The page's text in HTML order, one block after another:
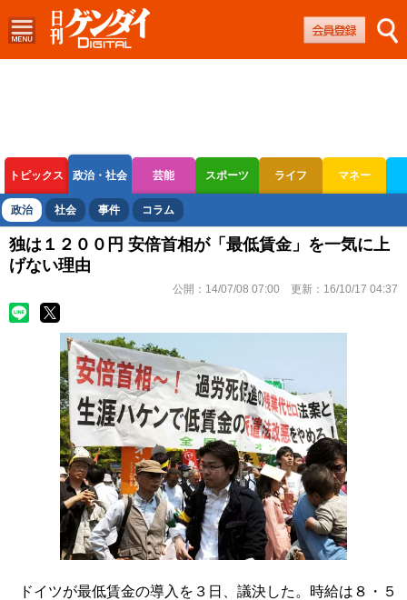
トピックス 政治・社会 芸能 スポーツ ライフ マネー
ボートレース 競輪 オートレース
政治 社会 事件 コラム
独は１２００円 安倍首相が「最低賃金」を一気に上
げない理由
公開： 14/07/08 07:00 更新： 16/10/17 04:37
ドイツが最低賃金の導入を３日、議決した。時給は８・５